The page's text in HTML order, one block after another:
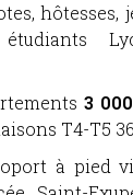
hôtesses,
étudiants
3
T4-T5
à pied